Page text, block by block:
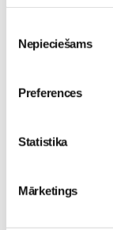
izvēle
Nepieciešams
Preferences
Statistika
Mārketings
ģimenei